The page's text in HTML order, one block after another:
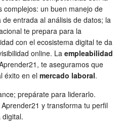
un buen manejo de
entrada al análisis de datos; la
te prepara para la
con el ecosistema digital te da
online. La empleabilidad
te aseguramos que
éxito en el mercado laboral.
prepárate para liderarlo.
y transforma tu perfil